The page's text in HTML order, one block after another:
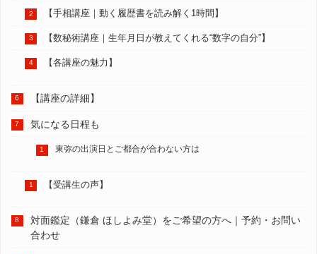
【手相講座｜動く履歴書を読み解く1時間】
【数秘術講座｜生年月日が教えてくれる“数字の自分”】
【各講座の魅力】
【講座の詳細】
気になる日程も
東弥の出演日とご都合が合わない方は
【受講生の声】
対面鑑定（鎌倉 ほしよみ堂）をご希望の方へ｜予約・お問い
合わせ